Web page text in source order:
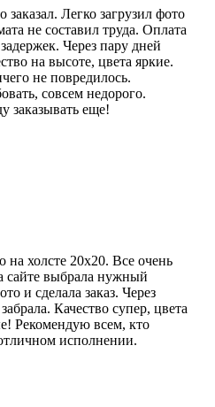
заказал. Легко загрузил фото
не составил труда. Оплата
Через пару дней
на высоте, цвета яркие.
не повредилось.
совсем недорого.
заказывать еще!
на холсте 20х20. Все очень
сайте выбрала нужный
и сделала заказ. Через
Качество супер, цвета
Рекомендую всем, кто
исполнении.